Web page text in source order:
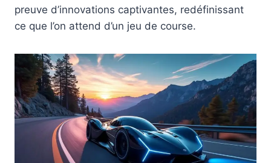
preuve d’innovations captivantes, redéfinissant
ce que l’on attend d’un jeu de course.